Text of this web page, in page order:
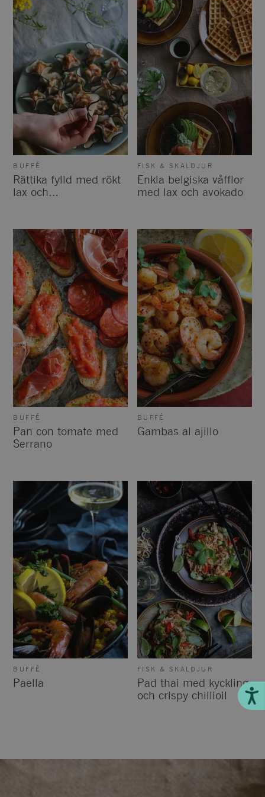
BUFFÉ
Rättika fylld med rökt
lax och
FISK & SKALDJUR
Enkla belgiska våfflor
med lax och avokado
BUFFÉ
Pan con tomate med
Serrano
BUFFÉ
Gambas al ajillo
BUFFÉ
Paella
FISK & SKALDJUR
Pad thai med kyckling
och crispy chillioil